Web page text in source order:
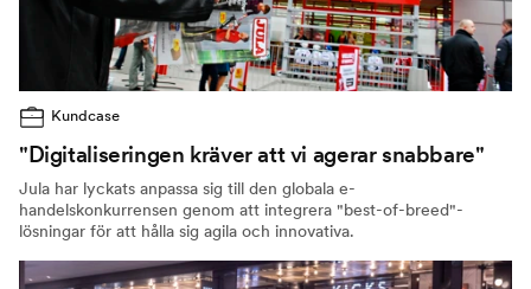
Kundcase
"Digitaliseringen kräver att vi agerar snabbare"
Jula har lyckats anpassa sig till den globala e-
handelskonkurrensen genom att integrera "best-of-breed"-
lösningar för att hålla sig agila och innovativa.